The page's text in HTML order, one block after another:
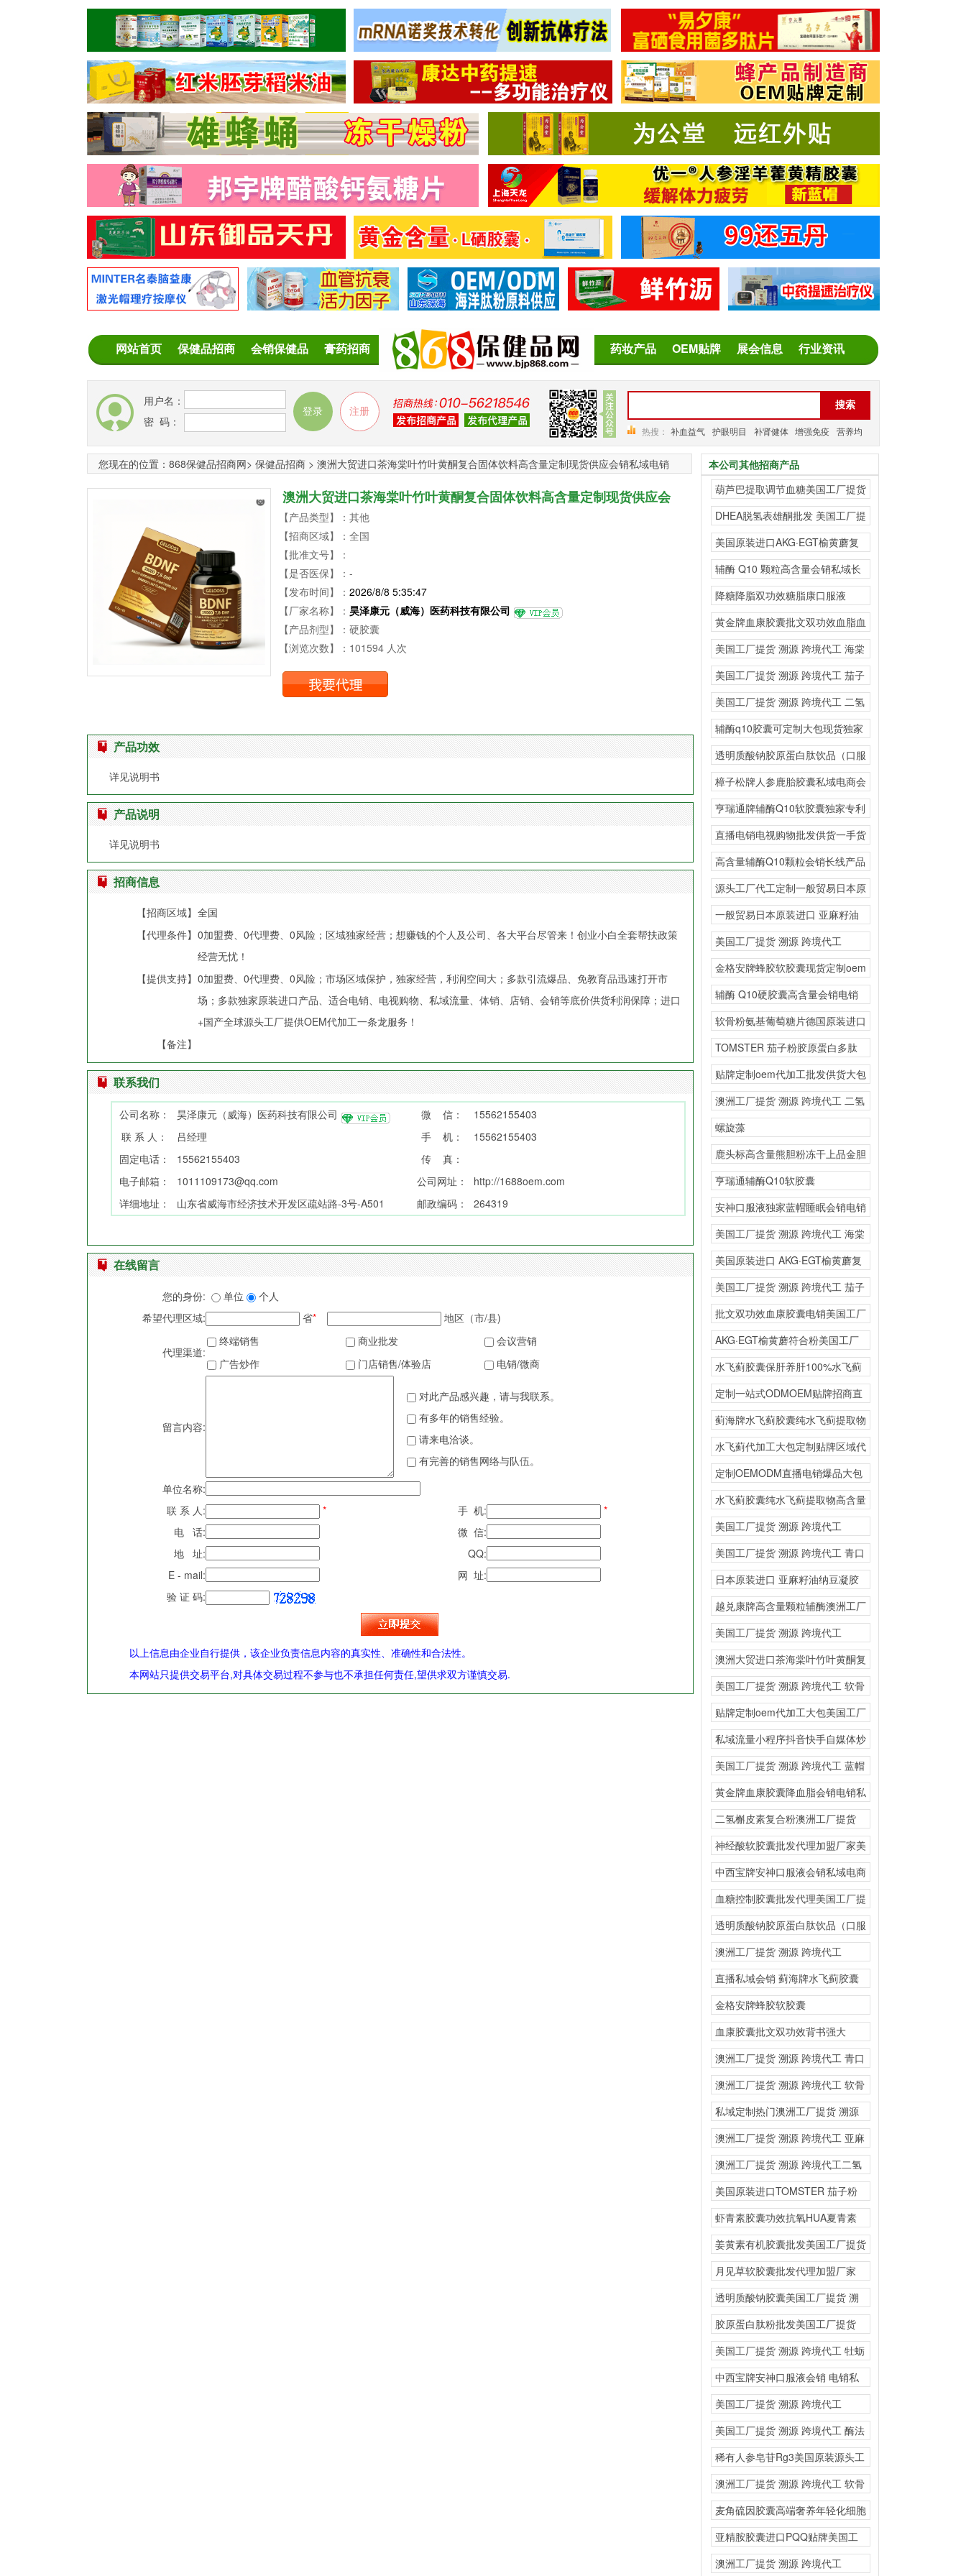
网站首页 保健品招商 会销保健品 膏药招商 药妆产品 OEM贴牌 展会信息 行业资讯
用户名：
密 码：
热搜： 补血益气 护眼明目 补肾健体 增强免疫
营养均
衡 减缓疲劳
您现在的位置： 868保健品招商网> 保健品招商 > 澳洲大贸进口茶海棠叶竹叶黄酮复合固体饮料高含量定制现货供应会销私域电销
澳洲大贸进口茶海棠叶竹叶黄酮复合固体饮料高含量定制现货供应会
销私域电销
【产品类型】：其他
【招商区域】：全国
【批准文号】：
【是否医保】：-
【发布时间】： 2026/8/8 5:35:47
【厂家名称】： 昊泽康元（威海）医药科技有限公司
【产品剂型】：硬胶囊
【浏览次数】：101594 人次
产品功效
详见说明书
产品说明
详见说明书
招商信息
【招商区域】 全国
【代理条件】 0加盟费、0代理费、0风险；区域独家经营；想赚钱的个人及公司、各大平台尽管来！创业小白全套帮扶政策
经营无忧！
【提供支持】 0加盟费、0代理费、0风险；市场区域保护，独家经营，利润空间大；多款引流爆品、免教育品迅速打开市
场；多款独家原装进口产品、适合电销、电视购物、私域流量、体销、店销、会销等底价供货利润保障；进口
+国产全球源头工厂提供OEM代加工一条龙服务！
【备注】
联系我们
公司名称： 昊泽康元（威海）医药科技有限公司 微 信：
15562155403
联 系 人：
吕经理 手 机：
15562155403
固定电话：
15562155403
传 真：
电子邮箱：
1011109173@qq.com 公司网址：
http://1688oem.com
详细地址：
山东省威海市经济技术开发区疏站路-3号-A501 邮政编码： 264319
在线留言
您的身份: 单位
个人
希望代理区域:
省* 地区（市/县)
代理渠道:
终端销售 商业批发
会议营销
广告炒作
门店销售/体验店 电销/微商
留言内容:
对此产品感兴趣，请与我联系。
有多年的销售经验。
请来电洽谈。
有完善的销售网络与队伍。
单位名称:
联 系 人:
* 手 机:
*
电 话:
微 信:
地 址:
QQ:
E - mail:
网 址:
验 证 码:
以上信息由企业自行提供，该企业负责信息内容的真实性、准确性和合法性。
本网站只提供交易平台,对具体交易过程不参与也不承担任何责任,望供求双方谨慎交易.
本公司其他招商产品
葫芦巴提取调节血糖美国工厂提货
溯源 跨境代工
DHEA脱氢表雄酮批发 美国工厂提
货 溯源 跨
美国原装进口AKG·EGT榆黄蘑复
合粉海外源头工厂
辅酶 Q10 颗粒高含量会销私域长
线产品
降糖降脂双功效糖脂康口服液
黄金牌血康胶囊批文双功效血脂血
压有效果走长线私域会
美国工厂提货 溯源 跨境代工 海棠
叶竹叶黄酮
美国工厂提货 溯源 跨境代工 茄子
粉胶原蛋白
美国工厂提货 溯源 跨境代工 二氢
槲皮素复合固
辅酶q10胶囊可定制大包现货独家
专利
透明质酸钠胶原蛋白肽饮品（口服
玻尿酸）私域流量小程
樟子松牌人参鹿胎胶囊私域电商会
销
亨瑞通牌辅酶Q10软胶囊独家专利
贴牌现货大包
直播电销电视购物批发供货一手货
源骨关节内服外用氨糖
高含量辅酶Q10颗粒会销长线产品
源头工厂代工定制一般贸易日本原
装进口现货供应GEL
一般贸易日本原装进口 亚麻籽油
地龙蛋白纳豆凝胶糖果
美国工厂提货 溯源 跨境代工
GEMOOTE
金格安牌蜂胶软胶囊现货定制oem
大包提高免疫力首选
辅酶 Q10硬胶囊高含量会销电销
私域
软骨粉氨基葡萄糖片德国原装进口
源头工厂一般贸易抖音
TOMSTER 茄子粉胶原蛋白多肽
复合粉海外源头工
贴牌定制oem代加工批发供货大包
广播电视购物直播供
澳洲工厂提货 溯源 跨境代工 二氢
槲皮素复合固体饮
螺旋藻
鹿头标高含量熊胆粉冻干上品金胆
直播私域会销
亨瑞通辅酶Q10软胶囊
安神口服液独家蓝帽睡眠会销电销
私域
美国工厂提货 溯源 跨境代工 海棠
叶竹叶黄酮
美国原装进口 AKG·EGT榆黄蘑复
合粉海外源头工
美国工厂提货 溯源 跨境代工 茄子
粉胶原蛋白
批文双功效血康胶囊电销美国工厂
提货 溯源 跨境
AKG·EGT榆黄蘑符合粉美国工厂
提货 溯源
水飞蓟胶囊保肝养肝100%水飞蓟
提取物代加工大包贴
定制一站式ODMOEM贴牌招商直
销直播热销区域保护
蓟海牌水飞蓟胶囊纯水飞蓟提取物
高含量会销私域爆品
水飞蓟代加工大包定制贴牌区域代
理
定制OEMODM直播电销爆品大包
一般贸易美国原装进
水飞蓟胶囊纯水飞蓟提取物高含量
多规格OEM贴牌OD
美国工厂提货 溯源 跨境代工
AKG·EG
美国工厂提货 溯源 跨境代工 青口
素透骨草
日本原装进口 亚麻籽油纳豆凝胶
糖果一般贸易oem一
越兑康牌高含量颗粒辅酶澳洲工厂
提货 溯源 跨境
美国工厂提货 溯源 跨境代工
AKG·EGT
澳洲大贸进口茶海棠叶竹叶黄酮复
合固体饮料高含量定制
美国工厂提货 溯源 跨境代工 软骨
粉氨基葡萄
贴牌定制oem代加工大包美国工厂
提货 溯源 跨
私域流量小程序抖音快手自媒体炒
作电销爆款蜂胶软胶囊
美国工厂提货 溯源 跨境代工 蓝帽
热门爆品直
黄金牌血康胶囊降血脂会销电销私
域直播
二氢槲皮素复合粉澳洲工厂提货
溯源 跨境代工会
神经酸软胶囊批发代理加盟厂家美
国源头厂家保健品贴牌
中西宝牌安神口服液会销私域电商
直播
血糖控制胶囊批发代理美国工厂提
货 溯源 跨境代
透明质酸钠胶原蛋白肽饮品（口服
玻尿酸）定制一站式O
澳洲工厂提货 溯源 跨境代工
RIPUST
直播私域会销 蓟海牌水飞蓟胶囊
保肝护肝产品含量高效
金格安牌蜂胶软胶囊
血康胶囊批文双功效背书强大
澳洲工厂提货 溯源 跨境代工 青口
素透骨草
澳洲工厂提货 溯源 跨境代工 软骨
粉氨基葡
私域定制热门澳洲工厂提货 溯源
跨境代工
澳洲工厂提货 溯源 跨境代工 亚麻
籽油纳
澳洲工厂提货 溯源 跨境代工二氢
槲皮素复合固体饮料
美国原装进口TOMSTER 茄子粉
胶原蛋白多肽复合
虾青素胶囊功效抗氧HUA夏青素
保健品厂家批发代理加
姜黄素有机胶囊批发美国工厂提货
溯源 跨境代工
月见草软胶囊批发代理加盟厂家
源头厂家保健品OEM
透明质酸钠胶囊美国工厂提货 溯
源 跨境代工
胶原蛋白肽粉批发美国工厂提货
溯源 跨境代工
美国工厂提货 溯源 跨境代工 牡蛎
片人参三鞭美
中西宝牌安神口服液会销 电销私
域
美国工厂提货 溯源 跨境代工
NMN美国原装进
美国工厂提货 溯源 跨境代工 酶法
nmn烟酰胺
稀有人参皂苷Rg3美国原装源头工
厂营养膳食补充剂海
澳洲工厂提货 溯源 跨境代工 软骨
粉氨基葡
麦角硫因胶囊高端奢养年轻化细胞
线粒贴牌美国源头厂家
亚精胺胶囊进口PQQ贴牌美国工
厂提货 溯源 跨
澳洲工厂提货 溯源 跨境代工